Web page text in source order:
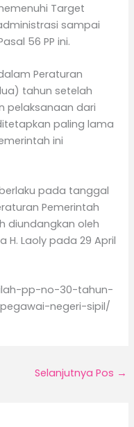
Target
sampai
56 PP ini.
Peraturan
tahun setelah
pelaksanaan dari
paling lama
ini
pada tanggal
Pemerintah
diundangkan oleh
H. Laoly pada 29 April
pp-no-30-tahun-
negeri-sipil/
Selanjutnya Pos →